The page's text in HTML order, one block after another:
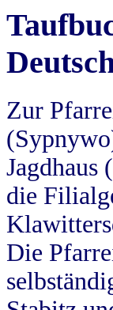
Zur
Jagdhaus
die
Die